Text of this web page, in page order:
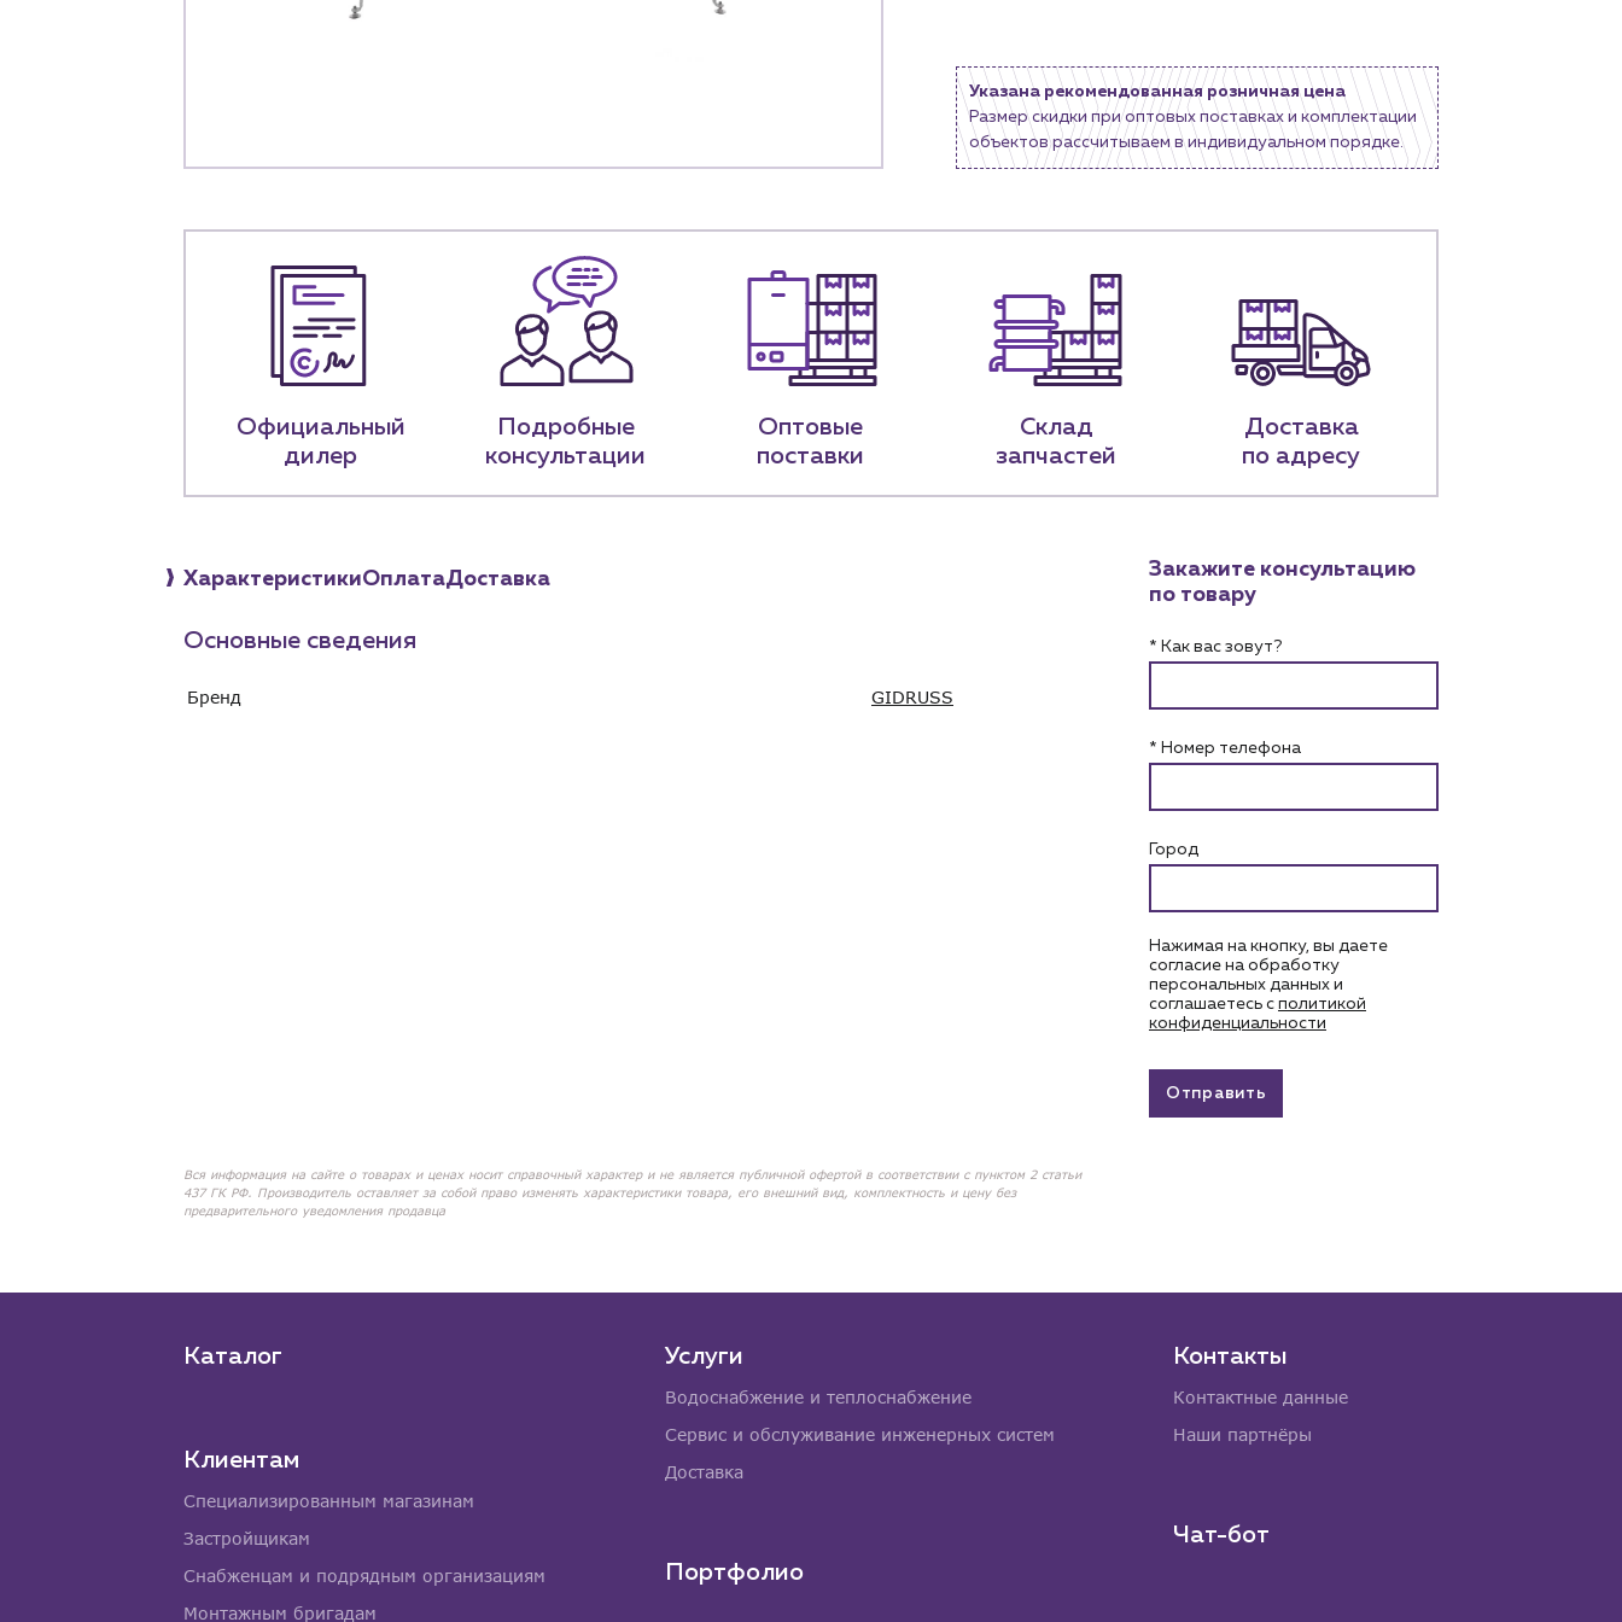
Указана рекомендованная розничная цена
Размер скидки при оптовых поставках и комплектации
объектов рассчитываем в индивидуальном порядке.
Официальный
дилер
Подробные
консультации
Оптовые
поставки
Склад
запчастей
Доставка
по адресу
ХарактеристикиОплатаДоставка
Основные сведения
Бренд GIDRUSS
Вся информация на сайте о товарах и ценах носит справочный характер и не является публичной офертой в соответствии с пунктом 2 статьи
437 ГК РФ. Производитель оставляет за собой право изменять характеристики товара, его внешний вид, комплектность и цену без
предварительного уведомления продавца
Закажите консультацию
по товару
* Как вас зовут?
* Номер телефона
Город
Нажимая на кнопку, вы даете
согласие на обработку
персональных данных и
соглашаетесь c политикой
конфиденциальности
Отправить
Каталог
Клиентам
Специализированным магазинам
Застройщикам
Снабженцам и подрядным организациям
Монтажным бригадам
Услуги
Водоснабжение и теплоснабжение
Сервис и обслуживание инженерных систем
Доставка
Портфолио
Контакты
Контактные данные
Наши партнёры
Чат-бот